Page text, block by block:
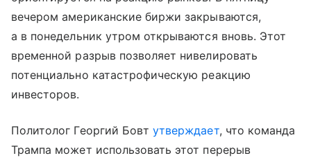
вечером американские биржи закрываются,
а в понедельник утром открываются вновь. Этот
временной разрыв позволяет нивелировать
потенциально катастрофическую реакцию
инвесторов.
Политолог Георгий Бовтутверждает, что команда
Трампа может использовать этот перерыв